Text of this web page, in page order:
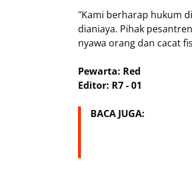
​"Kami berharap hukum
dianiaya. Pihak
nyawa orang dan cacat
Pewarta: Red
Editor: R7 - 01
BACA JUGA: